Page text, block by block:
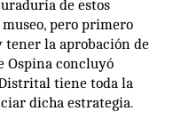
de estos
pero primero
la aprobación de
Ospina concluyó
tiene toda la
dicha estrategia.